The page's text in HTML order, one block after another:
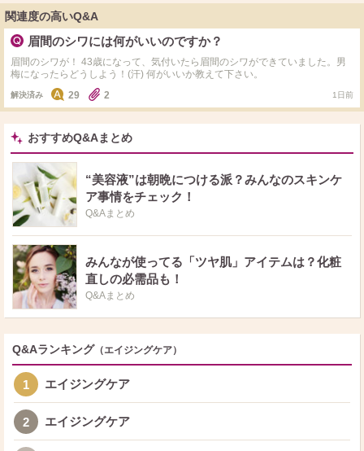
関連度の高いQ&A
眉間のシワには何がいいのですか？
眉間のシワが！ 43歳になって、気付いたら眉間のシワができていました。男
梅になったらどうしよう！(汗) 何がいいか教えて下さい。
解決済み 29 2 1日前
おすすめQ&Aまとめ
“美容液”は朝晩につける派？みんなのスキンケ
ア事情をチェック！
Q&Aまとめ
みんなが使ってる「ツヤ肌」アイテムは？化粧
直しの必需品も！
Q&Aまとめ
Q&Aランキング （エイジングケア）
1 エイジングケア
2 エイジングケア